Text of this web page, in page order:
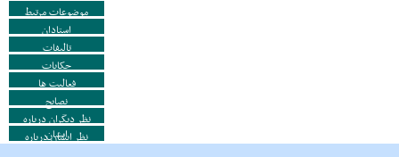
موضوعات مرتبط
استادان
تالیفات
حکایات
فعالیت ها
نصایح
نظر دیگران درباره
ایشان
نظر ایشان درباره